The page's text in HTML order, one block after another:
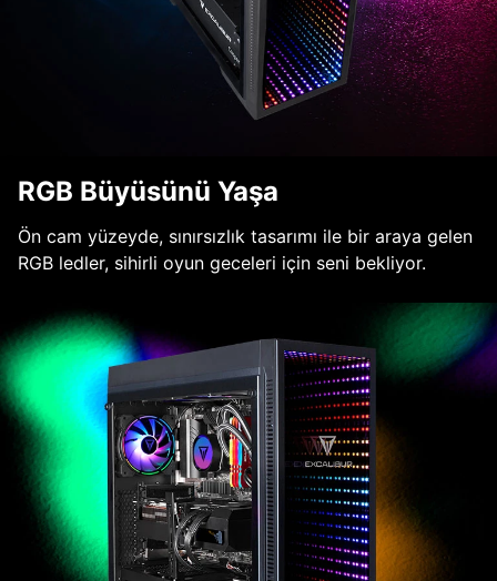
RGB Büyüsünü Yaşa
Ön cam yüzeyde, sınırsızlık tasarımı ile bir araya gelen
RGB ledler, sihirli oyun geceleri için seni bekliyor.